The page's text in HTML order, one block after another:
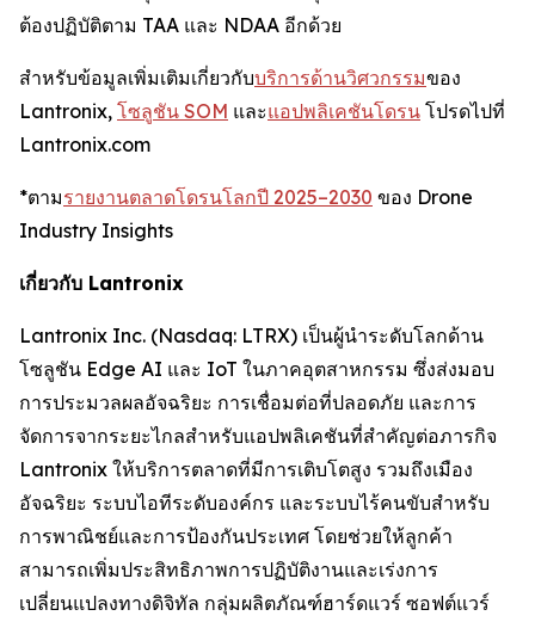
ต้องปฏิบัติตาม TAA และ NDAA อีกด้วย
สำหรับข้อมูลเพิ่มเติมเกี่ยวกับบริการด้านวิศวกรรมของ
Lantronix, โซลูชัน SOM และแอปพลิเคชันโดรน โปรดไปที่
Lantronix.com
*ตามรายงานตลาดโดรนโลกปี 2025–2030 ของ Drone
Industry Insights
เกี่ยวกับ Lantronix
Lantronix Inc. (Nasdaq: LTRX) เป็นผู้นำระดับโลกด้าน
โซลูชัน Edge AI และ IoT ในภาคอุตสาหกรรม ซึ่งส่งมอบ
การประมวลผลอัจฉริยะ การเชื่อมต่อที่ปลอดภัย และการ
จัดการจากระยะไกลสำหรับแอปพลิเคชันที่สำคัญต่อภารกิจ
Lantronix ให้บริการตลาดที่มีการเติบโตสูง รวมถึงเมือง
อัจฉริยะ ระบบไอทีระดับองค์กร และระบบไร้คนขับสำหรับ
การพาณิชย์และการป้องกันประเทศ โดยช่วยให้ลูกค้า
สามารถเพิ่มประสิทธิภาพการปฏิบัติงานและเร่งการ
เปลี่ยนแปลงทางดิจิทัล กลุ่มผลิตภัณฑ์ฮาร์ดแวร์ ซอฟต์แวร์